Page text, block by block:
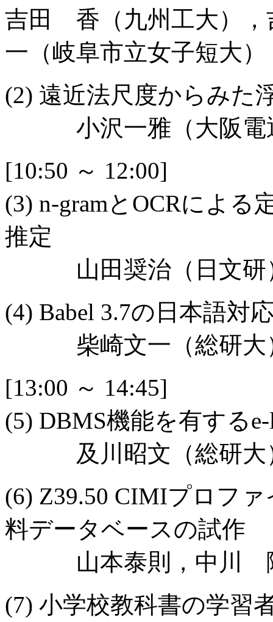
吉田 香（九州工大），
一（岐阜市立女子短大）
(2) 遠近法尺度からみた
小沢一雅（大阪電
[10:50 ～ 12:00]
(3) n-gramとOCRによる
推定
山田奨治（日文研
(4) Babel 3.7の日本語対
柴崎文一（総研大
[13:00 ～ 14:45]
(5) DBMS機能を有する
及川昭文（総研大）
(6) Z39.50 CIMIプロフ
料データベースの試作
山本泰則，中川
(7) 小学校教科書の学習